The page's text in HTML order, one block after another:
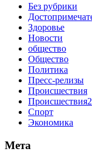
Без рубрики
Здоровье
Новости
общество
Общество
Политика
Пресс-релизы
Происшествия
Происшествия2
Спорт
Экономика
Мета